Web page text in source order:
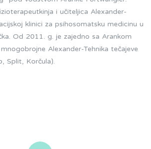
i učiteljica Alexander-
klinici za psihosomatsku medicinu u
Od 2011. g. je zajedno sa Arankom
Alexander-Tehnika tečajeve
Split, Korčula).